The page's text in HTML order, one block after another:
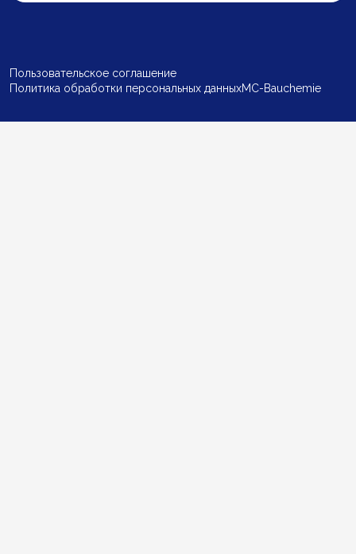
Пользовательское соглашение
Политика обработки персональных данныхMC-Bauchemie